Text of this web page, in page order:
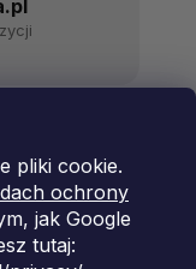
pliki cookie.
ochrony
jak Google
tutaj: